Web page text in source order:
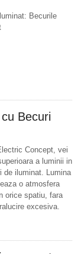
Becurile
Becuri
Concept, vei
a luminii in
de iluminat. Lumina
o atmosfera
orice spatiu, fara
excesiva.